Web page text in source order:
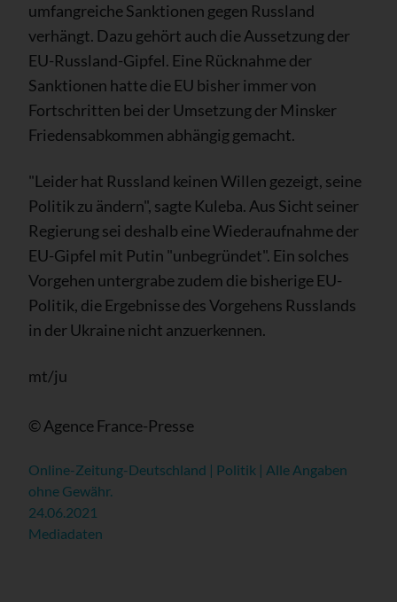
umfangreiche Sanktionen gegen Russland
verhängt. Dazu gehört auch die Aussetzung der
EU-Russland-Gipfel. Eine Rücknahme der
Sanktionen hatte die EU bisher immer von
Fortschritten bei der Umsetzung der Minsker
Friedensabkommen abhängig gemacht.
"Leider hat Russland keinen Willen gezeigt, seine
Politik zu ändern", sagte Kuleba. Aus Sicht seiner
Regierung sei deshalb eine Wiederaufnahme der
EU-Gipfel mit Putin "unbegründet". Ein solches
Vorgehen untergrabe zudem die bisherige EU-
Politik, die Ergebnisse des Vorgehens Russlands
in der Ukraine nicht anzuerkennen.
mt/ju
© Agence France-Presse
Online-Zeitung-Deutschland | Politik | Alle Angaben
ohne Gewähr.
24.06.2021
Mediadaten